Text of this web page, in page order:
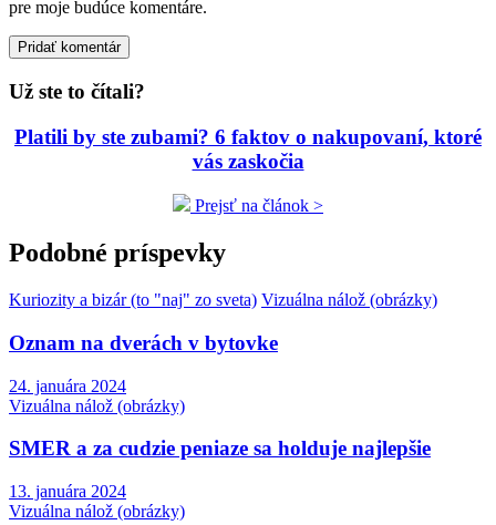
pre moje budúce komentáre.
Už ste to čítali?
Platili by ste zubami? 6 faktov o nakupovaní, ktoré
vás zaskočia
Prejsť na článok >
Podobné príspevky
Kuriozity a bizár (to "naj" zo sveta) Vizuálna nálož (obrázky)
Oznam na dverách v bytovke
24. januára 2024
Vizuálna nálož (obrázky)
SMER a za cudzie peniaze sa holduje najlepšie
13. januára 2024
Vizuálna nálož (obrázky)